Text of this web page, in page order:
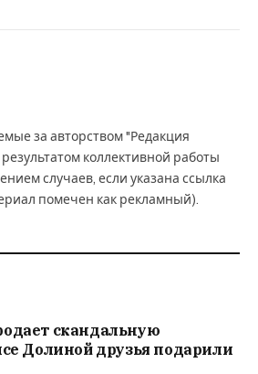
за авторством "Редакция
коллективной работы
случаев, если указана ссылка
помечен как рекламный).
скандальную
Долиной друзья подарили